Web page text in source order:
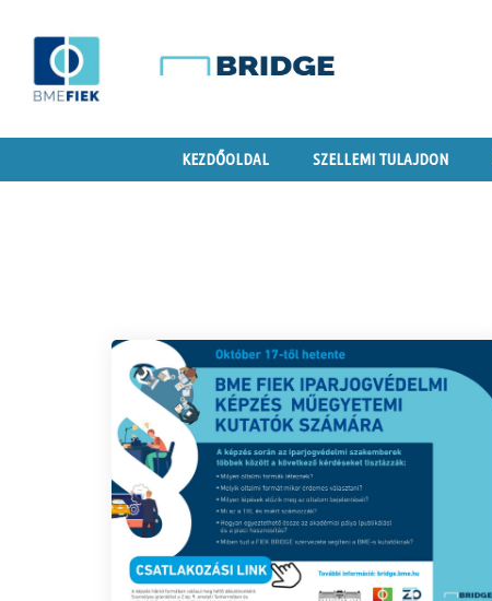
KEZDŐOLDAL SZELLEMI TULAJDON